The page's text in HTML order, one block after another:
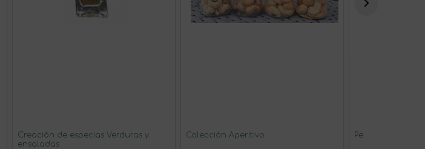
Creación de especias Verduras y
ensaladas
Colección Aperitivo Perlas de limón